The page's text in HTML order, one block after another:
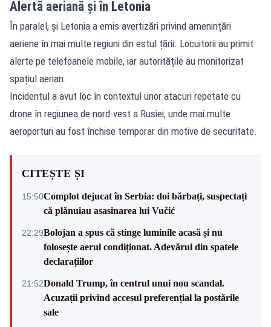
Alertă aeriană și în Letonia
În paralel, și Letonia a emis avertizări privind amenințări
aeriene în mai multe regiuni din estul țării. Locuitorii au primit
alerte pe telefoanele mobile, iar autoritățile au monitorizat
spațiul aerian.
Incidentul a avut loc în contextul unor atacuri repetate cu
drone în regiunea de nord-vest a Rusiei, unde mai multe
aeroporturi au fost închise temporar din motive de securitate.
CITEȘTE ȘI
15:50Complot dejucat în Serbia: doi bărbați, suspectați
că plănuiau asasinarea lui Vučić
22:29Bolojan a spus că stinge luminile acasă și nu
folosește aerul condiționat. Adevărul din spatele
declarațiilor
21:52Donald Trump, în centrul unui nou scandal.
Acuzații privind accesul preferențial la postările
sale